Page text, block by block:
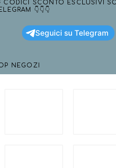
CODICI SCONTO ESCLUSIVI
👇👇👇
Seguici su Telegram
NEGOZI